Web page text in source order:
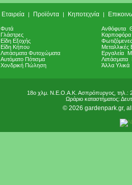
Εταιρεία | Προϊόντα | Κηποτεχνία |
Φυτά
Γλάστρες
Είδη Εξοχής
Είδη Κήπου
Λιπάσματα Φυτοχώματα
Αυτόματο Πότισμα
Χονδρική Πώληση
Ανθόφυτα
Καρποφόρα
Φωτιζόμενες
Μεταλλικές
Εργαλεία
Λιπάσματα
Άλλα Υλικά
18ο χλμ. Ν.Ε.Ο.Α.Κ. Ασπρόπυργος, τηλ.:
Ωράριο καταστήματος:
© 2026 gardenpark.gr,